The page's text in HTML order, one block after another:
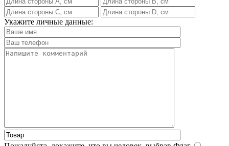
Укажите личные данные: